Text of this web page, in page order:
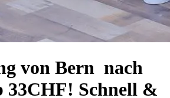
von Bern ⁠ nach
33CHF! Schnell &